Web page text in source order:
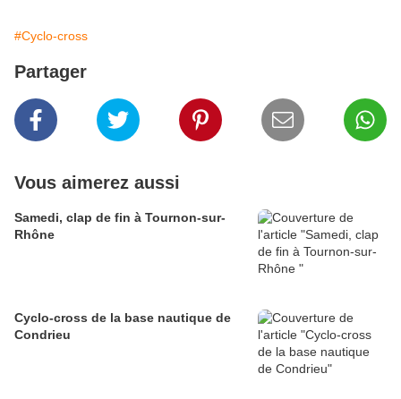
#Cyclo-cross
Partager
Vous aimerez aussi
Samedi, clap de fin à Tournon-sur-
Rhône
Cyclo-cross de la base nautique de
Condrieu